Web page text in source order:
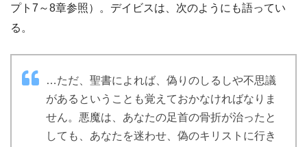
プト7～8章参照）。デイビスは、次のようにも語ってい
る。
…ただ、聖書によれば、偽りのしるしや不思議
があるということも覚えておかなければなりま
せん。悪魔は、あなたの足首の骨折が治ったと
しても、あなたを迷わせ、偽のキリストに行き